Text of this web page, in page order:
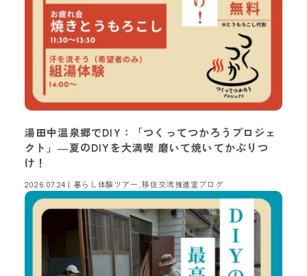
湯田中温泉郷でDIY：「つくってつかろうプロジェ
クト」―夏のDIYを大満喫 磨いて焼いてかぶりつ
け！
2026.07.24 | 暮らし体験ツアー,移住交流推進室ブログ